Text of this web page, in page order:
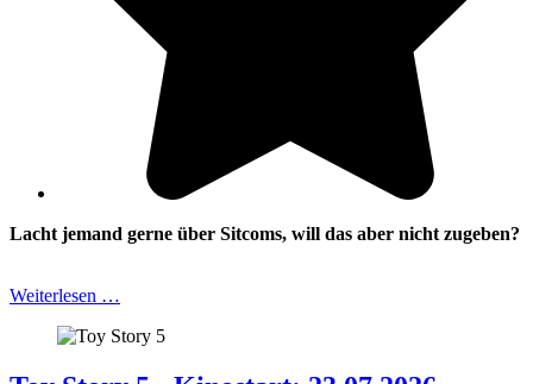
Lacht jemand gerne über Sitcoms, will das aber nicht zugeben?
Weiterlesen …